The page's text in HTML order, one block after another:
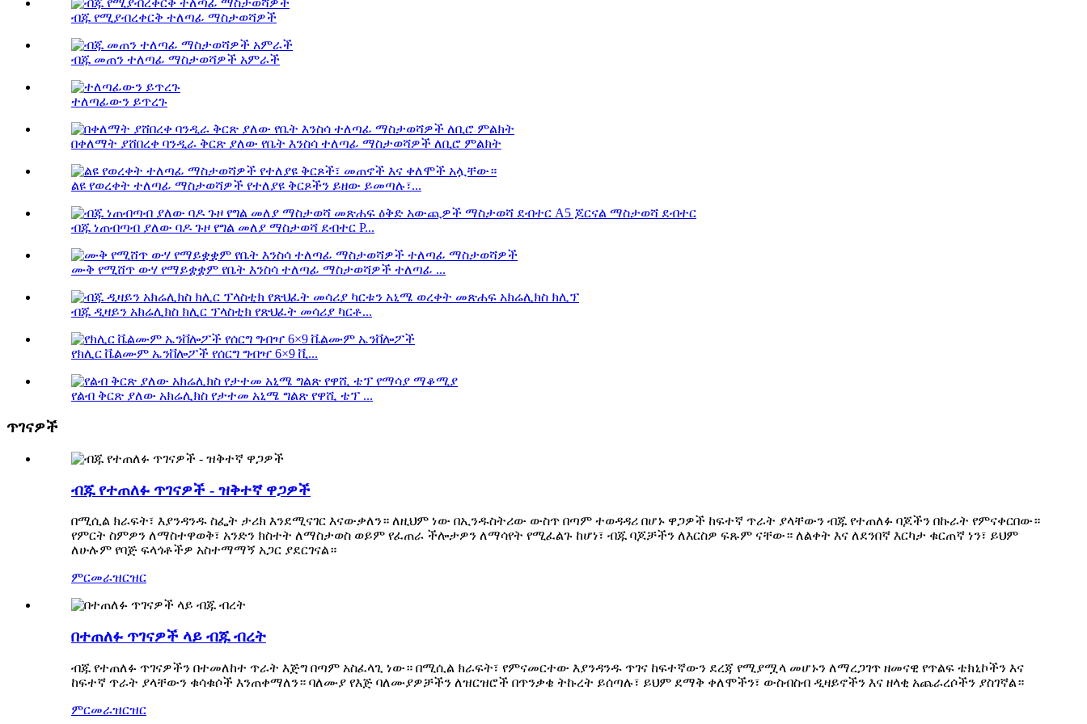
ብጁ የሚያብረቀርቅ ተለጣፊ ማስታወሻዎች
ብጁ መጠን ተለጣፊ ማስታወሻዎች አምራች
ተለጣፊውን ይጥረጉ
በቀለማት ያሸበረቀ ባንዲራ ቅርጽ ያለው የቤት እንስሳ ተለጣፊ ማስታወሻዎች ለቢሮ ምልክት
ልዩ የወረቀት ተለጣፊ ማስታወሻዎች የተለያዩ ቅርጾችን ይዘው ይመጣሉ፣...
ብጁ ነጠብጣብ ያለው ባዶ ጉዞ የግል መለያ ማስታወሻ ደብተር P...
ሙቅ የሚሸጥ ውሃ የማይቋቋም የቤት እንስሳ ተለጣፊ ማስታወሻዎች ተለጣፊ ...
ብጁ ዲዛይን አክሬሊክስ ክሊር ፕላስቲክ የጽህፈት መሳሪያ ካርቶ...
የክሊር ቬልሙም ኤንቨሎፖች የሰርግ ግብዣ 6×9 ቪ...
የልብ ቅርጽ ያለው አክሬሊክስ የታተመ አኒሜ ግልጽ የዋሺ ቴፕ ...
ጥገናዎች
ብጁ የተጠለፉ ጥገናዎች - ዝቅተኛ ዋጋዎች
በሚሲል ክራፍት፣ እያንዳንዱ ስፌት ታሪክ እንደሚናገር እናውቃለን። ለዚህም ነው በኢንዱስትሪው ውስጥ በጣም ተወዳዳሪ በሆኑ ዋጋዎች ከፍተኛ ጥራት ያላቸውን ብጁ የተጠለፉ ባጆችን በኩራት የምናቀርበው።
የምርት ስምዎን ለማስተዋወቅ፣ አንድን ክስተት ለማስታወስ ወይም የፈጠራ ችሎታዎን ለማሳየት የሚፈልጉ ከሆነ፣ ብጁ ባጆቻችን ለእርስዎ ፍጹም ናቸው። ለልቀት እና ለደንበኛ እርካታ ቁርጠኛ ነን፣ ይህም
ለሁሉም የባጅ ፍላጎቶችዎ አስተማማኝ አጋር ያደርገናል።
ምርመራዝርዝር
በተጠለፉ ጥገናዎች ላይ ብጁ ብረት
ብጁ የተጠለፉ ጥገናዎችን በተመለከተ ጥራት እጅግ በጣም አስፈላጊ ነው። በሚሲል ክራፍት፣ የምናመርተው እያንዳንዱ ጥገና ከፍተኛውን ደረጃ የሚያሟላ መሆኑን ለማረጋገጥ ዘመናዊ የጥልፍ ቴክኒኮችን እና
ከፍተኛ ጥራት ያላቸውን ቁሳቁሶች እንጠቀማለን። ባለሙያ የእጅ ባለሙያዎቻችን ለዝርዝሮች በጥንቃቄ ትኩረት ይሰጣሉ፣ ይህም ደማቅ ቀለሞችን፣ ውስብስብ ዲዛይኖችን እና ዘላቂ አጨራረሶችን ያስገኛል።
ምርመራዝርዝር